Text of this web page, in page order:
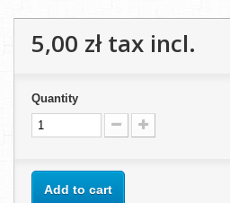
5,00 złtax incl.
Quantity
Add to cart